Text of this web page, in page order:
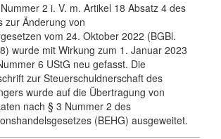
2 i. V. m. Artikel 18 Absatz 4 des
zur Änderung von
vom 24. Oktober 2022 (BGBl.
wurde mit Wirkung zum 1. Januar 2023
6 UStG neu gefasst. Die
zur Steuerschuldnerschaft des
wurde auf die Übertragung von
nach § 3 Nummer 2 des
(BEHG) ausgeweitet.